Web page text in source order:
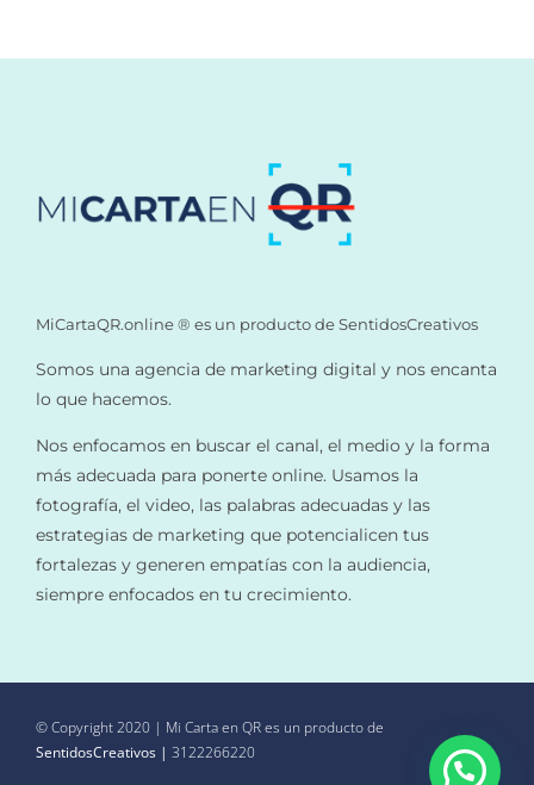
MiCartaQR.online ® es un producto de SentidosCreativos
Somos una agencia de marketing digital y nos encanta
lo que hacemos.
Nos enfocamos en buscar el canal, el medio y la forma
más adecuada para ponerte online. Usamos la
fotografía, el video, las palabras adecuadas y las
estrategias de marketing que potencialicen tus
fortalezas y generen empatías con la audiencia,
siempre enfocados en tu crecimiento.
© Copyright 2020 | Mi Carta en QR es un producto de
SentidosCreativos | 3122266220
1